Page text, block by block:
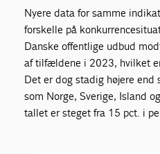
Nyere data for samme
forskelle på
Danske offentlige udbud
af tilfældene i 2023, hvilket
Det er dog stadig højere end
som Norge, Sverige, Island
tallet er steget fra 15 pct. i